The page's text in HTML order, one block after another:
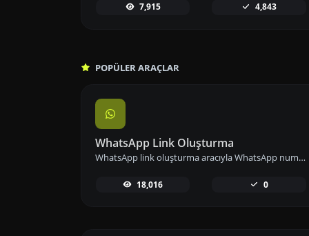
7,915 4,843
POPÜLER ARAÇLAR
WhatsApp Link Oluşturma
WhatsApp link oluşturma aracıyla WhatsApp numaranızın bağlantısını önceden tanımlanmış mesajlarla paylaşarak iletişimi kolaylaştırın.
18,016 0